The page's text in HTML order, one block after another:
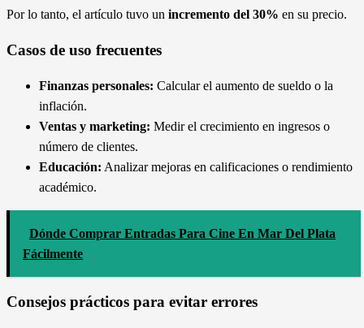
Por lo tanto, el artículo tuvo un incremento del 30% en su precio.
Casos de uso frecuentes
Finanzas personales: Calcular el aumento de sueldo o la
inflación.
Ventas y marketing: Medir el crecimiento en ingresos o
número de clientes.
Educación: Analizar mejoras en calificaciones o rendimiento
académico.
Dónde Comprar Entradas Para Cine En Mar Del Plata
Fácilmente
Consejos prácticos para evitar errores